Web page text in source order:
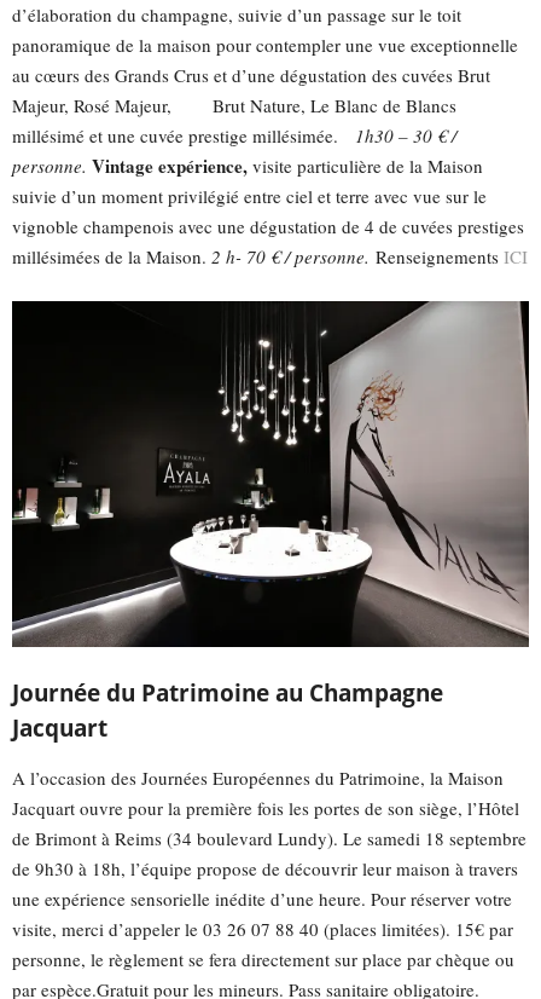
d’élaboration du champagne, suivie d’un passage sur le toit
panoramique de la maison pour contempler une vue exceptionnelle
au cœurs des Grands Crus et d’une dégustation des cuvées Brut
Majeur, Rosé Majeur, Brut Nature, Le Blanc de Blancs
millésimé et une cuvée prestige millésimée. 1h30 – 30 € /
personne. Vintage expérience, visite particulière de la Maison
suivie d’un moment privilégié entre ciel et terre avec vue sur le
vignoble champenois avec une dégustation de 4 de cuvées prestiges
millésimées de la Maison. 2 h- 70 € / personne. Renseignements ICI
Journée du Patrimoine au Champagne
Jacquart
A l’occasion des Journées Européennes du Patrimoine, la Maison
Jacquart ouvre pour la première fois les portes de son siège, l’Hôtel
de Brimont à Reims (34 boulevard Lundy). Le samedi 18 septembre
de 9h30 à 18h, l’équipe propose de découvrir leur maison à travers
une expérience sensorielle inédite d’une heure. Pour réserver votre
visite, merci d’appeler le 03 26 07 88 40 (places limitées). 15€ par
personne, le règlement se fera directement sur place par chèque ou
par espèce.Gratuit pour les mineurs. Pass sanitaire obligatoire.